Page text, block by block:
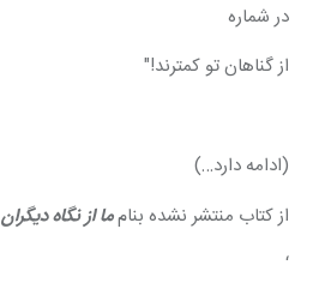
در شماره
از گناهان تو کمترند!"
(ادامه دارد…)
از کتاب منتشر نشده بنام ما از نگاه دیگران
‘